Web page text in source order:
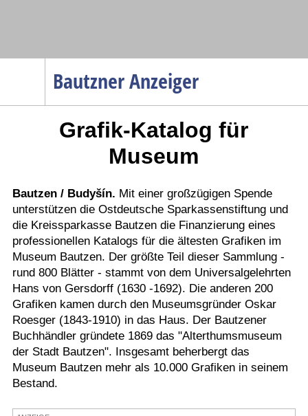
Bautzner Anzeiger
Menüpunkte
Wirtschaft
Service
Verkehr
Gesundheit
Sport
Termine
Kostenlos
Grafik-Katalog für
Museum
Bautzen / Budyšín. Mit einer großzügigen Spende
unterstützen die Ostdeutsche Sparkassenstiftung und
die Kreissparkasse Bautzen die Finanzierung eines
professionellen Katalogs für die ältesten Grafiken im
Museum Bautzen. Der größte Teil dieser Sammlung -
rund 800 Blätter - stammt von dem Universalgelehrten
Hans von Gersdorff (1630 -1692). Die anderen 200
Grafiken kamen durch den Museumsgründer Oskar
Roesger (1843-1910) in das Haus. Der Bautzener
Buchhändler gründete 1869 das "Alterthumsmuseum
der Stadt Bautzen". Insgesamt beherbergt das
Museum Bautzen mehr als 10.000 Grafiken in seinem
Bestand.